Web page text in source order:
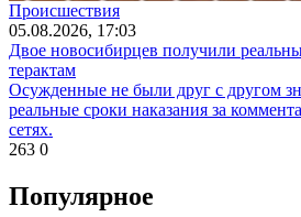
Происшествия
05.08.2026, 17:03
Двое новосибирцев получили
терактам
Осужденные не были друг с другом
реальные сроки наказания за
сетях.
263 0
Популярное